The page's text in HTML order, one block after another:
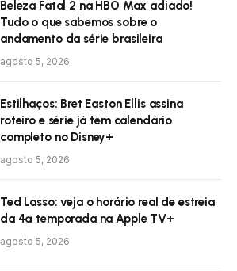
Beleza Fatal 2 na HBO Max adiado!
Tudo o que sabemos sobre o
andamento da série brasileira
agosto 5, 2026
Estilhaços: Bret Easton Ellis assina
roteiro e série já tem calendário
completo no Disney+
agosto 5, 2026
Ted Lasso: veja o horário real de estreia
da 4ª temporada na Apple TV+
agosto 5, 2026